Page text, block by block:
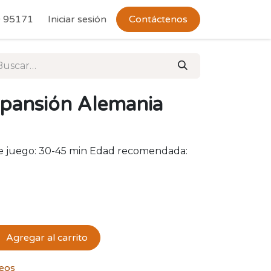
Iniciar sesión Contáctenos
Alemania
juego: 30-45 min Edad recomendada:
Agregar al carrito